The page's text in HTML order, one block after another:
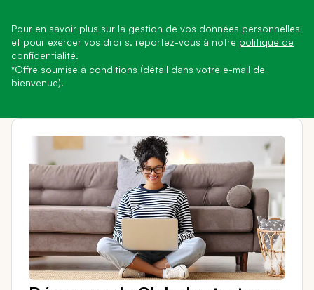
Pour en savoir plus sur la gestion de vos données personnelles
et pour exercer vos droits, reportez-vous à notre politique de
confidentialité.
*Offre soumise à conditions (détail dans votre e-mail de
bienvenue).